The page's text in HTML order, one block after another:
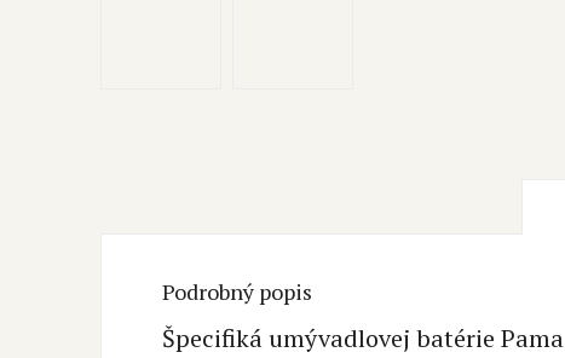
Podrobný popis
Špecifiká umývadlovej batérie Pama